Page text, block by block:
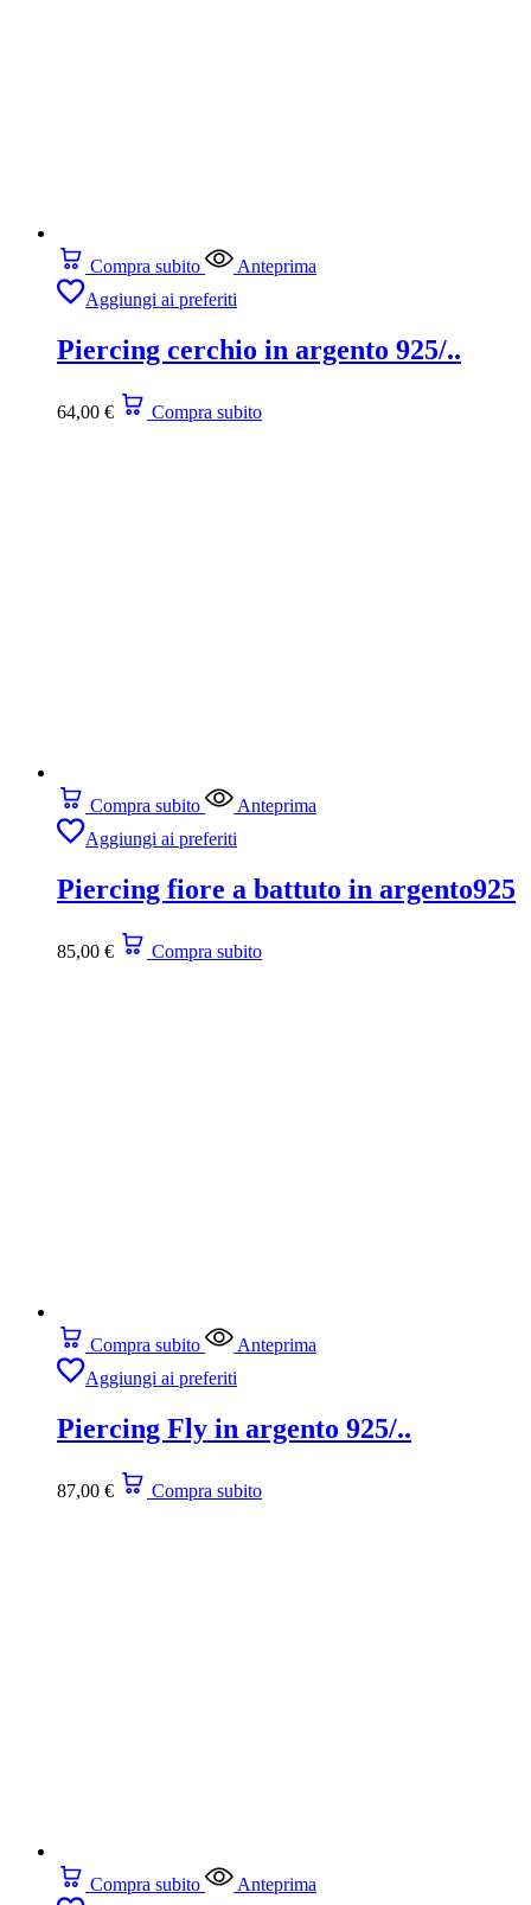
Compra subito
Anteprima
Aggiungi ai preferiti
Piercing cerchio in argento 925/..
64,00 € Compra subito
Compra subito
Anteprima
Aggiungi ai preferiti
Piercing fiore a battuto in argento925
85,00 € Compra subito
Compra subito
Anteprima
Aggiungi ai preferiti
Piercing Fly in argento 925/..
87,00 € Compra subito
Compra subito
Anteprima